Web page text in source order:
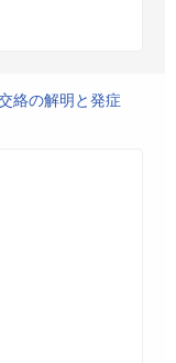
絡の解明と発症